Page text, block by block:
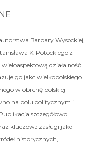
Barbary Wysockiej,
K. Potockiego z
działalność
go jako wielkopolskiego
w obronę polskiej
na polu politycznym i
szczegółowo
kluczowe zasługi jako
historycznych,